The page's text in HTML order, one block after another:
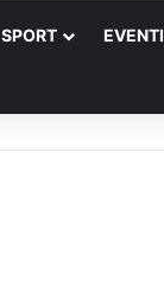
SPORT EVENTI